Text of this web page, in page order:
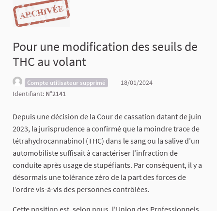
Pour une modification des seuils de
THC au volant
Compte utilisateur supprimé
18/01/2024
Identifiant: N°2141
Depuis une décision de la Cour de cassation datant de juin
2023, la jurisprudence a confirmé que la moindre trace de
tétrahydrocannabinol (THC) dans le sang ou la salive d’un
automobiliste suffisait à caractériser l’infraction de
conduite après usage de stupéfiants. Par conséquent, il y a
désormais une tolérance zéro de la part des forces de
l’ordre vis-à-vis des personnes contrôlées.
Cette position est, selon nous, l'Union des Professionnels